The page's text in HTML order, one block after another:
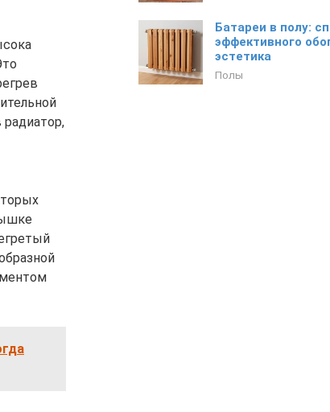
Батареи в полу:
эффективного
эстетика
Полы